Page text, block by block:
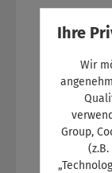
Ihre
Wir
Group,